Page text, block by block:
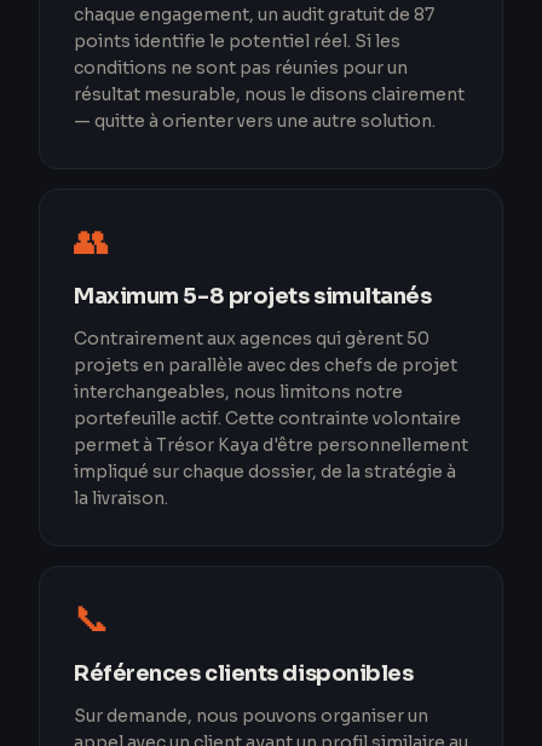
chaque engagement, un audit gratuit de 87
points identifie le potentiel réel. Si les
conditions ne sont pas réunies pour un
résultat mesurable, nous le disons clairement
— quitte à orienter vers une autre solution.
👥
Maximum 5-8 projets simultanés
Contrairement aux agences qui gèrent 50
projets en parallèle avec des chefs de projet
interchangeables, nous limitons notre
portefeuille actif. Cette contrainte volontaire
permet à Trésor Kaya d'être personnellement
impliqué sur chaque dossier, de la stratégie à
la livraison.
📞
Références clients disponibles
Sur demande, nous pouvons organiser un